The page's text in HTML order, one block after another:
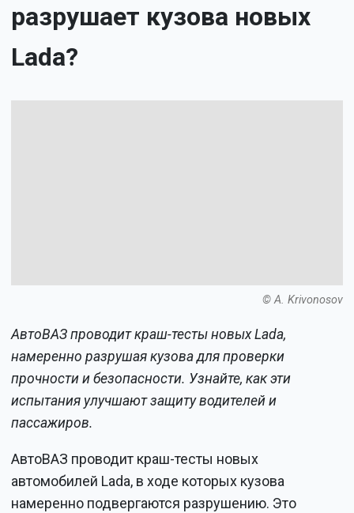
разрушает кузова новых
Lada?
© A. Krivonosov
АвтоВАЗ проводит краш-тесты новых Lada,
намеренно разрушая кузова для проверки
прочности и безопасности. Узнайте, как эти
испытания улучшают защиту водителей и
пассажиров.
АвтоВАЗ проводит краш-тесты новых
автомобилей Lada, в ходе которых кузова
намеренно подвергаются разрушению. Это